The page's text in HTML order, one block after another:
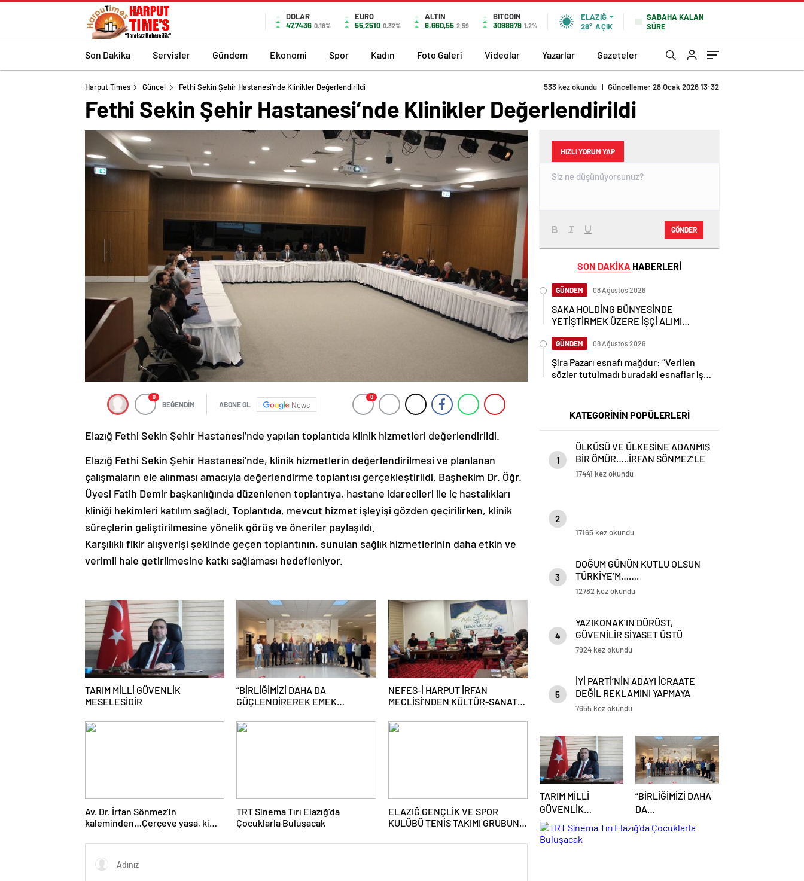
DOLAR
47,7436 0.18%
EURO
55,2510 0.32%
ALTIN
6.660,55 2,59
BITCOIN
3098979 1.2%
ELAZIĞ
28° AÇIK
SABAHA KALAN
SÜRE
Son Dakika Servisler Gündem Ekonomi Spor Kadın Foto Galeri Videolar Yazarlar Gazeteler
Harput Times Güncel Fethi Sekin Şehir Hastanesi’nde Klinikler Değerlendirildi 533 kez okundu | Güncelleme: 28 Ocak 2026 13:32
Fethi Sekin Şehir Hastanesi’nde Klinikler Değerlendirildi
0
BEĞENDİM ABONE OL News
0
Elazığ Fethi Sekin Şehir Hastanesi’nde yapılan toplantıda klinik hizmetleri değerlendirildi.
Elazığ Fethi Sekin Şehir Hastanesi’nde, klinik hizmetlerin değerlendirilmesi ve planlanan
çalışmaların ele alınması amacıyla değerlendirme toplantısı gerçekleştirildi. Başhekim Dr. Öğr.
Üyesi Fatih Demir başkanlığında düzenlenen toplantıya, hastane idarecileri ile iç hastalıkları
kliniği hekimleri katılım sağladı. Toplantıda, mevcut hizmet işleyişi gözden geçirilirken, klinik
süreçlerin geliştirilmesine yönelik görüş ve öneriler paylaşıldı.
Karşılıklı fikir alışverişi şeklinde geçen toplantının, sunulan sağlık hizmetlerinin daha etkin ve
verimli hale getirilmesine katkı sağlaması hedefleniyor.
TARIM MİLLİ GÜVENLİK
MESELESİDİR
“BİRLİĞİMİZİ DAHA DA
GÜÇLENDİREREK EMEK
NEFES-İ HARPUT İRFAN
MECLİSİ’NDEN KÜLTÜR-SANAT
Av. Dr. İrfan Sönmez’in
kaleminden…Çerçeve yasa, kim
TRT Sinema Tırı Elazığ’da
Çocuklarla Buluşacak
ELAZIĞ GENÇLİK VE SPOR
KULÜBÜ TENİS TAKIMI GRUBUNU
FİNALE YÜKSELDİ
HIZLI YORUM YAP
GÖNDER
SON DAKİKA HABERLERİ
GÜNDEM 08 Ağustos 2026
SAKA HOLDİNG BÜNYESİNDE
YETİŞTİRMEK ÜZERE İŞÇİ ALIMI
GÜNDEM 08 Ağustos 2026
Şira Pazarı esnafı mağdur: “Verilen
sözler tutulmadı buradaki esnaflar iş
KATEGORİNİN POPÜLERLERİ
1
ÜLKÜSÜ VE ÜLKESİNE ADANMIŞ
BİR ÖMÜR…..İRFAN SÖNMEZ’LE
GÜNDEME DAİR..
17441 kez okundu
2
17165 kez okundu
3
DOĞUM GÜNÜN KUTLU OLSUN
TÜRKİYE’M…….
12782 kez okundu
4
YAZIKONAK’IN DÜRÜST,
GÜVENİLİR SİYASET ÜSTÜ
BAŞKANI: HATİF ÇADIRCI…
7924 kez okundu
5
İYİ PARTİ’NİN ADAYI İCRAATE
DEĞİL REKLAMINI YAPMAYA
ADAY…
7655 kez okundu
TARIM MİLLİ
GÜVENLİK
MESELESİDİR
“BİRLİĞİMİZİ DAHA
DA
GÜÇLENDİREREK
EMEK